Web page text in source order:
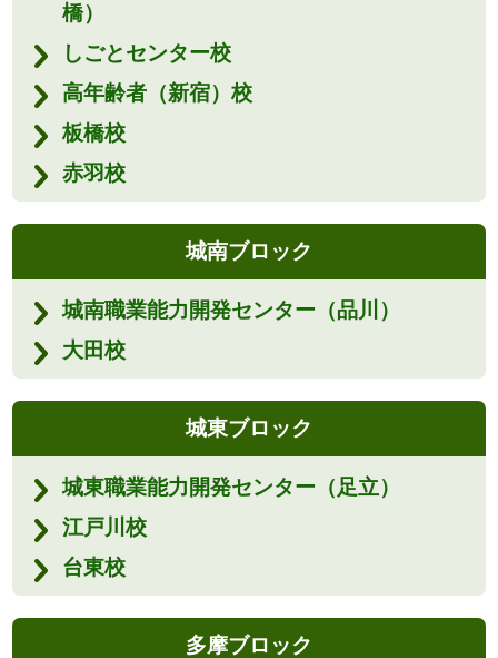
橋）
しごとセンター校
高年齢者（新宿）校
板橋校
赤羽校
城南ブロック
城南職業能力開発センター（品川）
大田校
城東ブロック
城東職業能力開発センター（足立）
江戸川校
台東校
多摩ブロック